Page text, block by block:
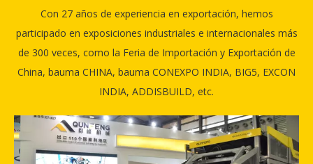
Con 27 años de experiencia en exportación, hemos
participado en exposiciones industriales e internacionales más
de 300 veces, como la Feria de Importación y Exportación de
China, bauma CHINA, bauma CONEXPO INDIA, BIG5, EXCON
INDIA, ADDISBUILD, etc.